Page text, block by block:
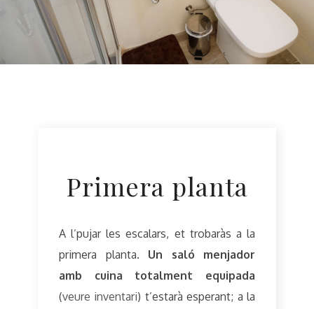
Primera planta
A l’pujar les escalars, et trobaràs a la
primera planta. Un saló menjador
amb cuina totalment equipada
(veure inventari) t’estarà esperant; a la